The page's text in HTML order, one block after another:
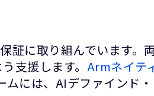
に取り組んでいます。
支援します。 Armネイテ
には、AIデファインド